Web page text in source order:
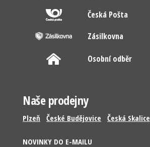
Česká Pošta
Zásilkovna
Osobní odběr
Naše prodejny
Plzeň České Budějovice Česká Skalice
NOVINKY DO E-MAILU